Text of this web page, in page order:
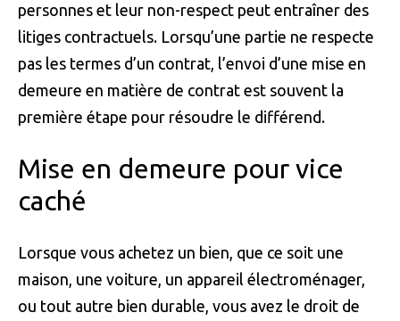
personnes et leur non-respect peut entraîner des
litiges contractuels. Lorsqu’une partie ne respecte
pas les termes d’un contrat, l’envoi d’une mise en
demeure en matière de contrat est souvent la
première étape pour résoudre le différend.
Mise en demeure pour vice
caché
Lorsque vous achetez un bien, que ce soit une
maison, une voiture, un appareil électroménager,
ou tout autre bien durable, vous avez le droit de